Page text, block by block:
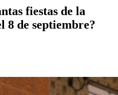
fiestas de la
8 de septiembre?